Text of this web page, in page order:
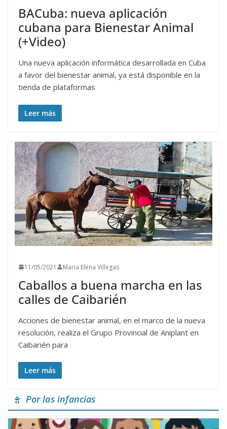
BACuba: nueva aplicación
cubana para Bienestar Animal
(+Video)
Una nueva aplicación informática desarrollada en Cuba
a favor del bienestar animal, ya está disponible en la
tienda de plataformas
Leer más
11/05/2021 Maria Elena Villegas
Caballos a buena marcha en las
calles de Caibarién
Acciones de bienestar animal, en el marco de la nueva
resolución, realiza el Grupo Provincial de Aniplant en
Caibarién para
Leer más
Por las infancias